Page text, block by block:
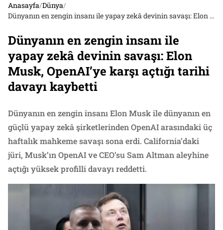
Anasayfa/Dünya/
Dünyanın en zengin insanı ile yapay zekâ devinin savaşı: Elon Musk, OpenAI’ye karşı açtığı tarihi davayı kaybetti
Dünyanın en zengin insanı ile
yapay zekâ devinin savaşı: Elon
Musk, OpenAI’ye karşı açtığı tarihi
davayı kaybetti
Dünyanın en zengin insanı Elon Musk ile dünyanın en
güçlü yapay zekâ şirketlerinden OpenAI arasındaki üç
haftalık mahkeme savaşı sona erdi. California’daki
jüri, Musk’ın OpenAI ve CEO’su Sam Altman aleyhine
açtığı yüksek profilli davayı reddetti.